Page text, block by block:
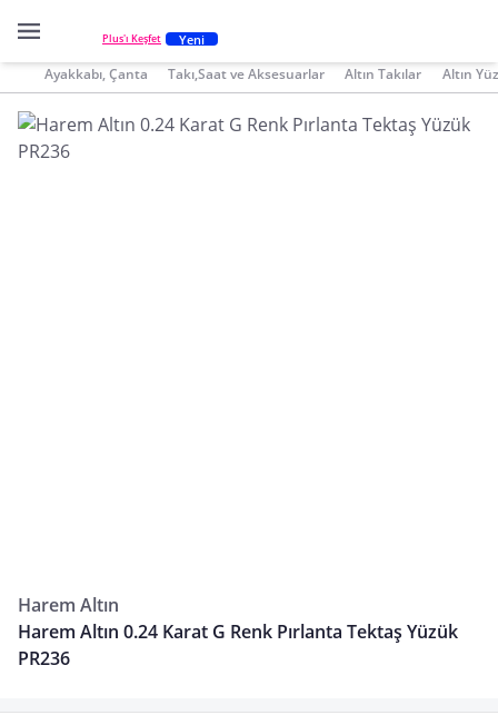
Plus'ı Keşfet Yeni
Ayakkabı, Çanta Takı,Saat ve Aksesuarlar Altın Takılar Altın
Harem Altın
Harem Altın 0.24 Karat G Renk Pırlanta Tektaş Yüzük
PR236